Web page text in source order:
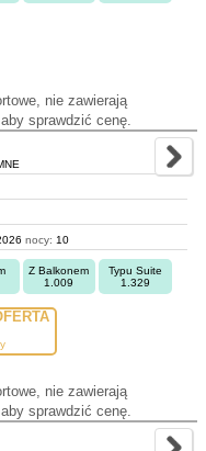
nie zawierają
sprawdzić cenę.
nocy: 10
Z Balkonem
1.009
Typu Suite
1.329
nie zawierają
sprawdzić cenę.